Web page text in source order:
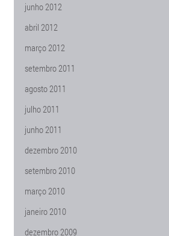
junho 2012
abril 2012
março 2012
setembro 2011
agosto 2011
julho 2011
junho 2011
dezembro 2010
setembro 2010
março 2010
janeiro 2010
dezembro 2009